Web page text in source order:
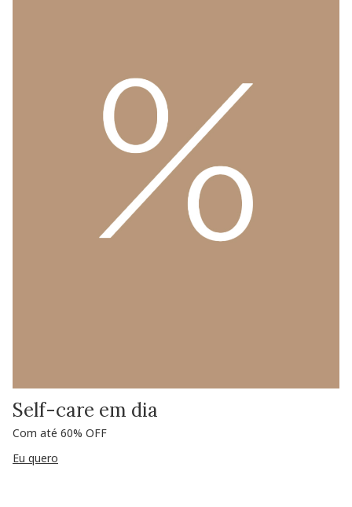
Self-care em dia
Com até 60% OFF
Eu quero